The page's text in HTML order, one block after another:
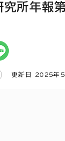
究所年報
更新日 2025年5